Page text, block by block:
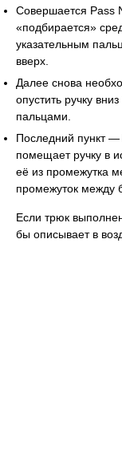
Совершается Pass
«подбирается»
указательным
вверх.
Далее снова
опустить ручку
пальцами.
Последний пункт —
помещает ручку в
её из промежутка
промежуток между
Если трюк
бы описывает в